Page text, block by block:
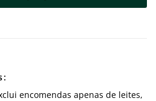
encomendas apenas de leites,